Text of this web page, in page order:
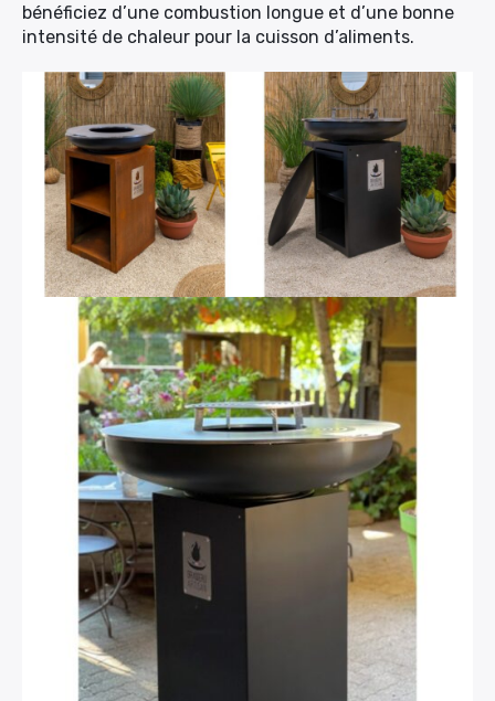
bénéficiez d’une combustion longue et d’une bonne
intensité de chaleur pour la cuisson d’aliments.